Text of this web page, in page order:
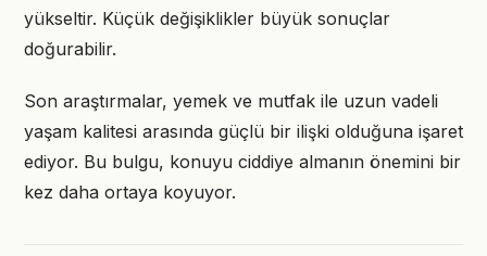
yükseltir. Küçük değişiklikler büyük sonuçlar
doğurabilir.
Son araştırmalar, yemek ve mutfak ile uzun vadeli
yaşam kalitesi arasında güçlü bir ilişki olduğuna işaret
ediyor. Bu bulgu, konuyu ciddiye almanın önemini bir
kez daha ortaya koyuyor.